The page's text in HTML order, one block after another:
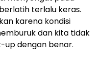
terlalu keras.
karena kondisi
dan kita tidak
up dengan benar.